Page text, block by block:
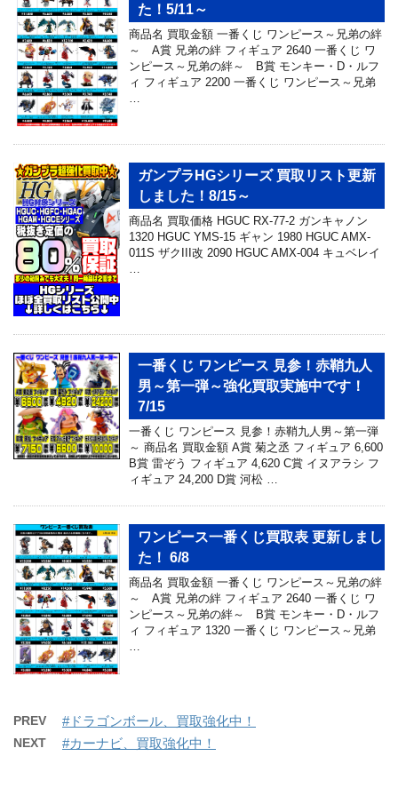
た！5/11～
商品名 買取金額 一番くじ ワンピース～兄弟の絆
～ A賞 兄弟の絆 フィギュア 2640 一番くじ ワ
ンピース～兄弟の絆～ B賞 モンキー・D・ルフ
ィ フィギュア 2200 一番くじ ワンピース～兄弟
ガンプラHGシリーズ 買取リスト更新
しました！8/15～
商品名 買取価格 HGUC RX-77-2 ガンキャノン
1320 HGUC YMS-15 ギャン 1980 HGUC AMX-
011S ザクIII改 2090 HGUC AMX-004 キュベレイ
…
一番くじ ワンピース 見参！赤鞘九人
男～第一弾～強化買取実施中です！
7/15
一番くじ ワンピース 見参！赤鞘九人男～第一弾
～ 商品名 買取金額 A賞 菊之丞 フィギュア 6,600
B賞 雷ぞう フィギュア 4,620 C賞 イヌアラシ フ
ィギュア 24,200 D賞 河松 …
ワンピース一番くじ買取表 更新しまし
た！ 6/8
商品名 買取金額 一番くじ ワンピース～兄弟の絆
～ A賞 兄弟の絆 フィギュア 2640 一番くじ ワ
ンピース～兄弟の絆～ B賞 モンキー・D・ルフ
ィ フィギュア 1320 一番くじ ワンピース～兄弟
PREV #ドラゴンボール、買取強化中！
NEXT #カーナビ、買取強化中！